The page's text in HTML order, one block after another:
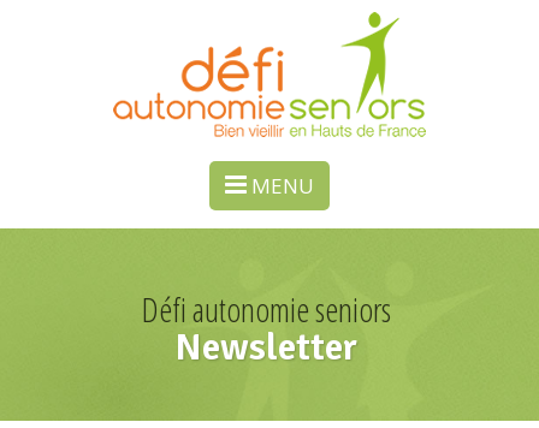
MENU
Défi autonomie seniors
Newsletter